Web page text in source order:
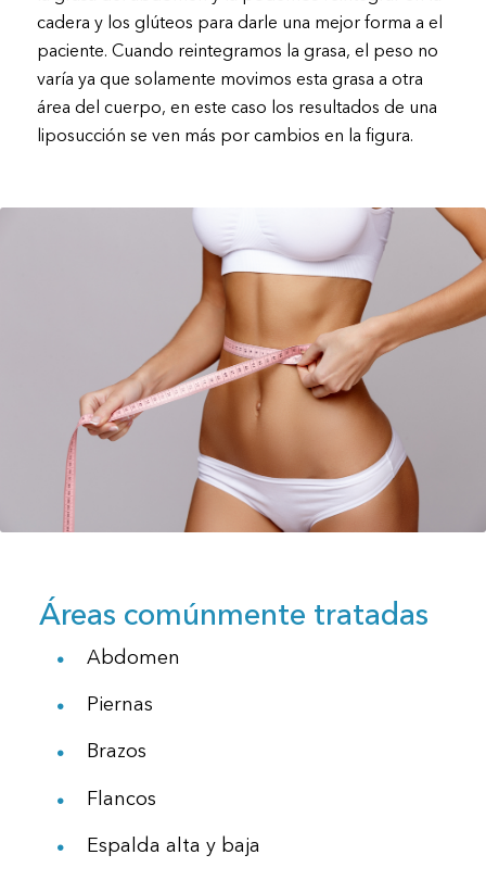
cadera y los glúteos para darle una mejor forma a el
paciente. Cuando reintegramos la grasa, el peso no
varía ya que solamente movimos esta grasa a otra
área del cuerpo, en este caso los resultados de una
liposucción se ven más por cambios en la figura.
Áreas comúnmente tratadas
Abdomen
Piernas
Brazos
Flancos
Espalda alta y baja